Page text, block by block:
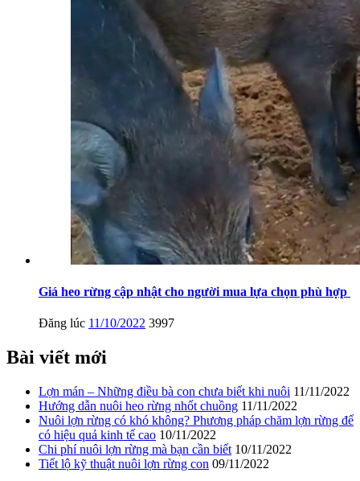
Giá heo rừng cập nhật cho người mua lựa chọn phù hợp
Đăng lúc 11/10/2022 3997
Bài viết mới
Lợn mán – Những điều bà con chưa biết khi nuôi 11/11/2022
Hướng dẫn nuôi heo rừng nhốt chuồng 11/11/2022
Nuôi lợn rừng có khó không? Phương pháp chăm lợn rừng để
có hiệu quả kinh tế cao 10/11/2022
Chi phí nuôi lợn rừng mà bạn cần biết 10/11/2022
Tiết lộ kỹ thuật nuôi lợn rừng con 09/11/2022